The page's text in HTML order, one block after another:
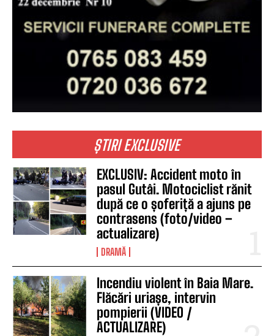
ȘTIRI EXCLUSIVE
EXCLUSIV: Accident moto în
pasul Gutâi. Motociclist rănit
după ce o șoferiță a ajuns pe
contrasens (foto/video –
actualizare)
DRAMĂ
Incendiu violent în Baia Mare.
Flăcări uriașe, intervin
pompierii (VIDEO /
ACTUALIZARE)